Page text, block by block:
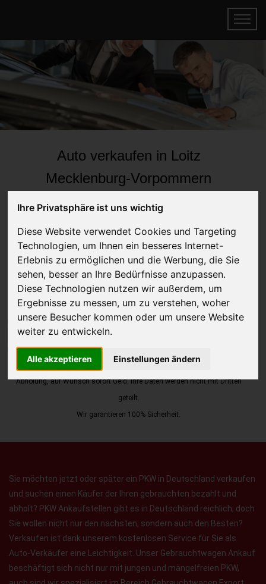
Ihre Privatsphäre ist uns wichtig
Diese Website verwendet Cookies und Targeting
Technologien, um Ihnen ein besseres Internet-
Erlebnis zu ermöglichen und die Werbung, die Sie
sehen, besser an Ihre Bedürfnisse anzupassen.
Diese Technologien nutzen wir außerdem, um
Ergebnisse zu messen, um zu verstehen, woher
unsere Besucher kommen oder um unsere Website
weiter zu entwickeln.
Alle akzeptieren Einstellungen ändern
Auto verkaufen in Loitz
Mecklenburg-Vorpommern
(Deutschland)
lassen
Auf Wunsch sofort Geld für Ihr Auto erhalten
JETZT KOSTENLOSE BEWERTUNG
Kostenloses Angebot
für den Ankauf Ihres Autos inklusive der
Abholung, auf Wunsch sofort Geld. Ihre Daten werden nicht mit Dritten
geteilt.
Wir garantieren 100% Sicherheit.
Sie möchten jetzt oder später ein PKW in Deutschland verkaufen
und suchen einen Käufer der Ihren gebrauchten bezahlt und
abholt? PKW Ankaufstellen gibt es in Deutschland reichlich, doch
Sie wollen nicht nur den nächsten, sondern auch den Besten?
Verkaufen ist dank unserem kostenlosen Service für Sie als
Auto-Verkäufer eine Leichtigkeit. Unser Gebrauchtwagen Ankauf
beschäftigt sich nicht nur mit jungen und mängelfreien PKW,